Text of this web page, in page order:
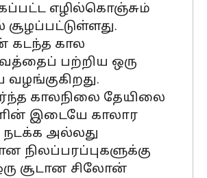
எழில்கொஞ்சும்
கடந்த கால
பற்றிய ஒரு
காலநிலை தேயிலை
இடையே காலார
நடக்க அல்லது
நிலப்பரப்புகளுக்கு
சூடான சிலோன்